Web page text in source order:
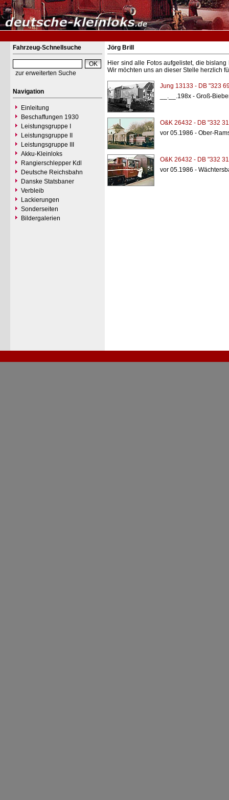
Fahrzeug-Schnellsuche
zur erweiterten Suche
Navigation
Einleitung
Beschaffungen 1930
Leistungsgruppe I
Leistungsgruppe II
Leistungsgruppe III
Akku-Kleinloks
Rangierschlepper Kdl
Deutsche Reichsbahn
Danske Statsbaner
Verbleib
Lackierungen
Sonderseiten
Bildergalerien
Jörg Brill
Hier sind alle Fotos aufgelistet, die
Wir möchten uns an dieser Stelle herzlich
Jung 13133 - DB "323
__.__.198x - Groß-
O&K 26432 - DB "332
vor 05.1986 - Ober-
O&K 26432 - DB "332
vor 05.1986 -